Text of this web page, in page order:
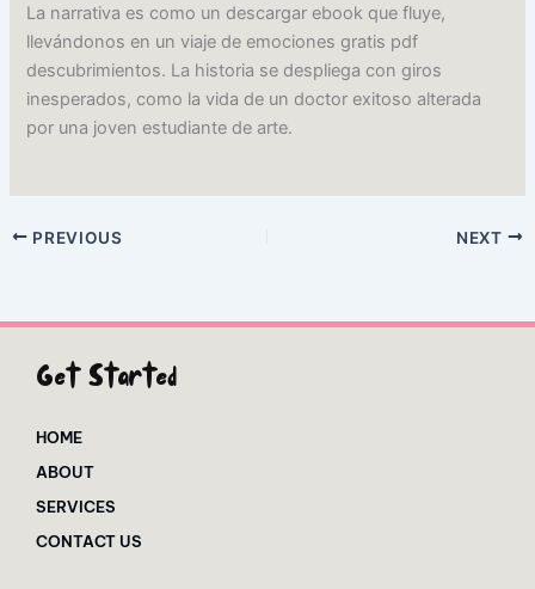
La narrativa es como un descargar ebook que fluye,
llevándonos en un viaje de emociones gratis pdf
descubrimientos. La historia se despliega con giros
inesperados, como la vida de un doctor exitoso alterada
por una joven estudiante de arte.
PREVIOUS NEXT
Get Started
HOME
ABOUT
SERVICES
CONTACT US